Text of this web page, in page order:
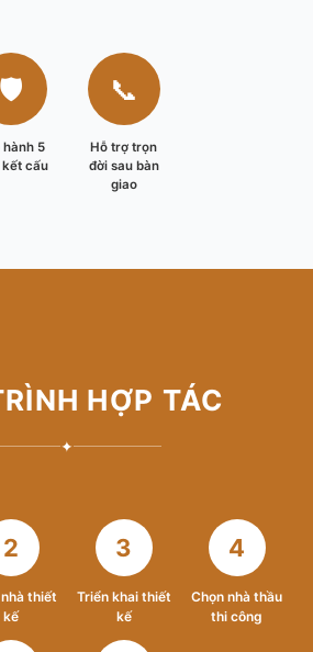
🛡️
hành 5
kết cấu
📞
Hỗ trợ trọn
đời sau bàn
giao
HỢP TÁC
✦
2
thiết
kế
3
Triển khai thiết
kế
4
Chọn nhà thầu
thi công